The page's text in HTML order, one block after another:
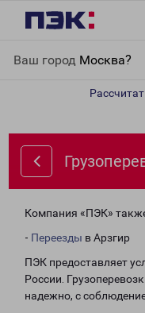
Ваш город Москва?
Компания «ПЭК»
- Переезды в Арзгир
ПЭК предоставляет
России.
надежно, с